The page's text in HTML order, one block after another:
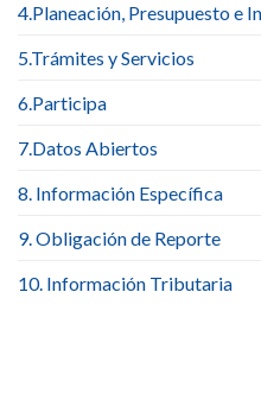
4.Planeación, Presupuesto e
5.Trámites y Servicios
6.Participa
7.Datos Abiertos
8. Información Específica
9. Obligación de Reporte
10. Información Tributaria